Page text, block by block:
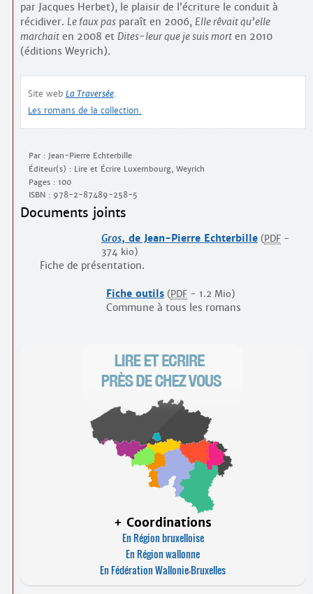
par Jacques Herbet), le plaisir de l’écriture le conduit à
récidiver. Le faux pasparaît en 2006, Elle rêvait qu’elle
marchaiten 2008 et Dites-leur que je suis morten 2010
(éditions Weyrich).
Site web La Traversée.
Les romans de la collection.
Par : Jean-Pierre Echterbille
Éditeur(s) : Lire et Écrire Luxembourg, Weyrich
Pages : 100
ISBN : 978-2-87489-258-5
Documents joints
Gros, de Jean-Pierre Echterbille ( PDF-
374 kio)
Fiche de présentation.
Fiche outils ( PDF- 1.2 Mio)
Commune à tous les romans
+ Coordinations
En Région bruxelloise
En Région wallonne
En Fédération Wallonie-Bruxelles